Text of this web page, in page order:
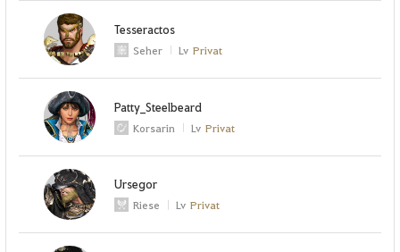
Tesseractos
Seher Lv Privat
Patty_Steelbeard
Korsarin Lv Privat
Ursegor
Riese Lv Privat